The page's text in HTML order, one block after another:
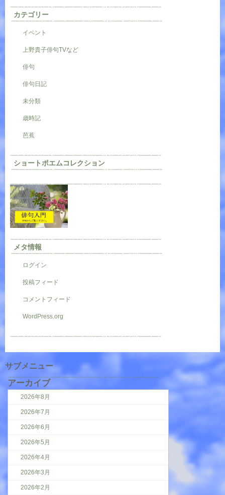
カテゴリー
イベント
上野貴子俳句TVなど
俳句
俳句日記
未分類
歳時記
芭蕉
ショートポエムコレクション
メタ情報
ログイン
投稿フィード
コメントフィード
WordPress.org
サブメニュー
アーカイブ
2026年8月
2026年7月
2026年6月
2026年5月
2026年4月
2026年3月
2026年2月